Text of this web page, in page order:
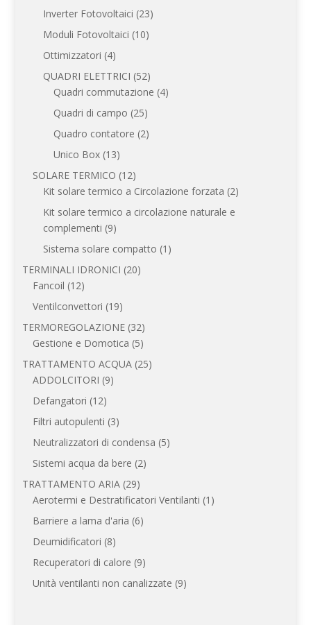
prodotti
Inverter Fotovoltaici 2323
Moduli Fotovoltaici 1010
Ottimizzatori 44
prodotti
QUADRI ELETTRICI 5252
prodotti
Quadri commutazione 44
Quadri di campo 2525
prodotti
Quadro contatore 22
Unico Box 1313
prodotti
SOLARE TERMICO 1212
prodotti
Kit solare termico a Circolazione forzata 22
Kit solare termico a circolazione naturale e
complementi 99
prodotti
Sistema solare compatto 1 1
TERMINALI IDRONICI 2020
Fancoil 1212
prodotti
Ventilconvettori 1919
prodotti
TERMOREGOLAZIONE 3232
prodotti
Gestione e Domotica 55
prodotti
TRATTAMENTO ACQUA 2525
ADDOLCITORI 99
Defangatori 1212
prodotti
Filtri autopulenti 33
prodotti
Neutralizzatori di condensa 55
Sistemi acqua da bere 22
TRATTAMENTO ARIA 2929
prodotti
Aerotermi e Destratificatori Ventilanti 1 1
Barriere a lama d'aria 66
Deumidificatori 88
prodotti
Recuperatori di calore 99
prodotti
Unità ventilanti non canalizzate 99